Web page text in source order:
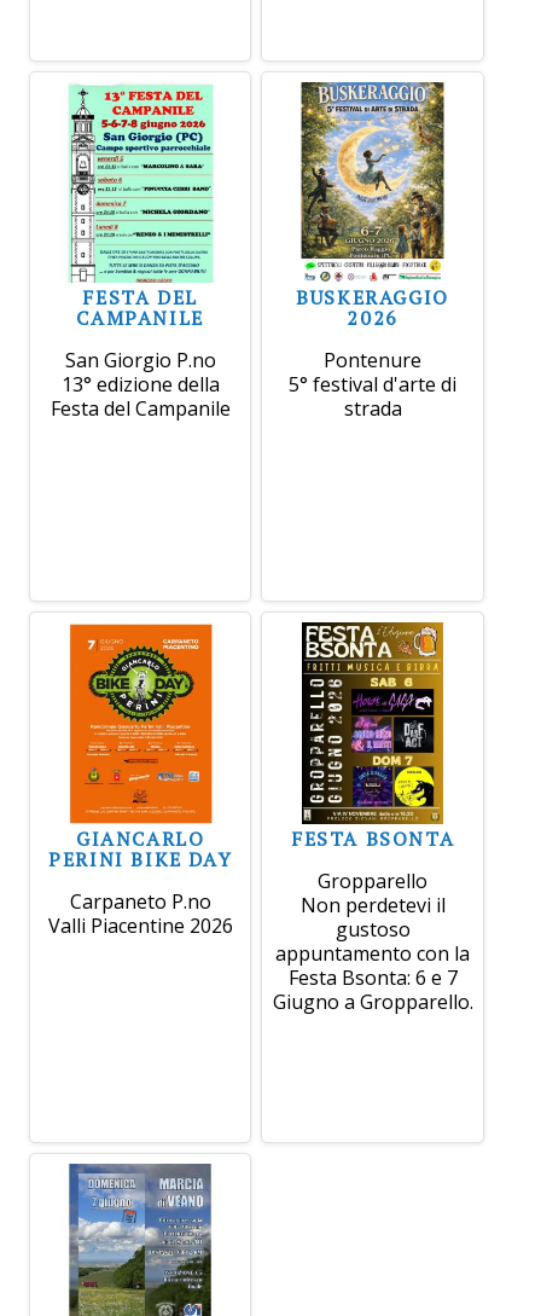
FESTA DEL
CAMPANILE
San Giorgio P.no
13° edizione della
Festa del Campanile
BUSKERAGGIO
2026
Pontenure
5° festival d'arte di
strada
GIANCARLO
PERINI BIKE DAY
Carpaneto P.no
Valli Piacentine 2026
FESTA BSONTA
Gropparello
Non perdetevi il
gustoso
appuntamento con la
Festa Bsonta: 6 e 7
Giugno a Gropparello.